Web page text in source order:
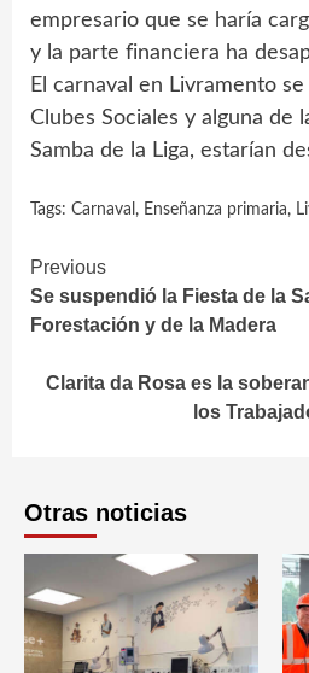
empresario que se haría
y la parte financiera ha
El carnaval en Livramento
Clubes Sociales y alguna de
Samba de la Liga, estarían
Tags: Carnaval , Enseñanza primaria,
Continue
Reading
Previous
Se suspendió la Fiesta de la
Forestación y de la Madera
Clarita da Rosa es la
los
Otras noticias